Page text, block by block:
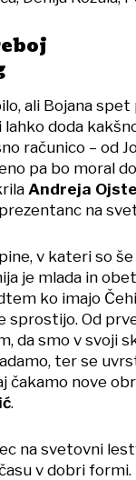
ali Bojana
doda
računico – od
pa bo moral
Andreja
na
v kateri so
je mlada in
ko imajo
sprostijo. Od
da smo v svoji
ter se
čakamo nove
.
na svetovni
v dobri formi.